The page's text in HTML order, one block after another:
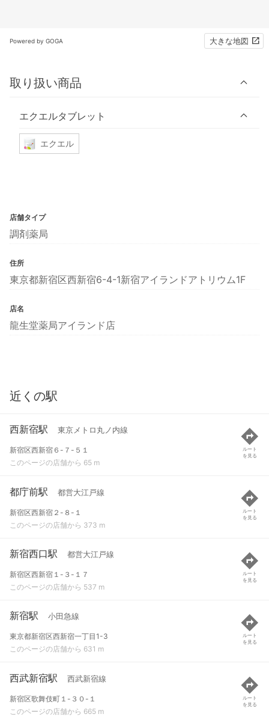
Powered by GOGA 大きな地図
取り扱い商品
エクエルタブレット
エクエル
店舗タイプ
調剤薬局
住所
東京都新宿区西新宿6-4-1新宿アイランドアトリウム1F
店名
龍生堂薬局アイランド店
近くの駅
西新宿駅 東京メトロ丸ノ内線
新宿区西新宿６-７-５１
このページの店舗から 65 m
ルート
を見る
都庁前駅 都営大江戸線
新宿区西新宿２-８-１
このページの店舗から 373 m
ルート
を見る
新宿西口駅 都営大江戸線
新宿区西新宿１-３-１７
このページの店舗から 537 m
ルート
を見る
新宿駅 小田急線
東京都新宿区西新宿一丁目1-3
このページの店舗から 631 m
ルート
を見る
西武新宿駅 西武新宿線
新宿区歌舞伎町１-３０-１
このページの店舗から 665 m
ルート
を見る